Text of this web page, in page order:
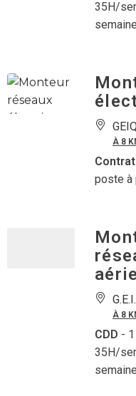
35H/
semaine
À 8
poste à
À 8
CDD -
35H/
semaine